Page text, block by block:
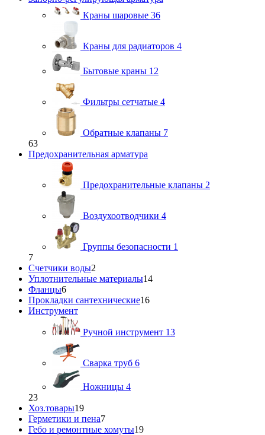
Краны шаровые 36
Краны для радиаторов 4
Бытовые краны 12
Фильтры сетчатые 4
Обратные клапаны 7
63
Предохранительная арматура
Предохранительные клапаны 2
Воздухоотводчики 4
Группы безопасности 1
7
Счетчики воды2
Уплотнительные материалы14
Фланцы6
Прокладки сантехнические16
Инструмент
Ручной инструмент 13
Сварка труб 6
Ножницы 4
23
Хоз.товары19
Герметики и пена7
Гебо и ремонтные хомуты19